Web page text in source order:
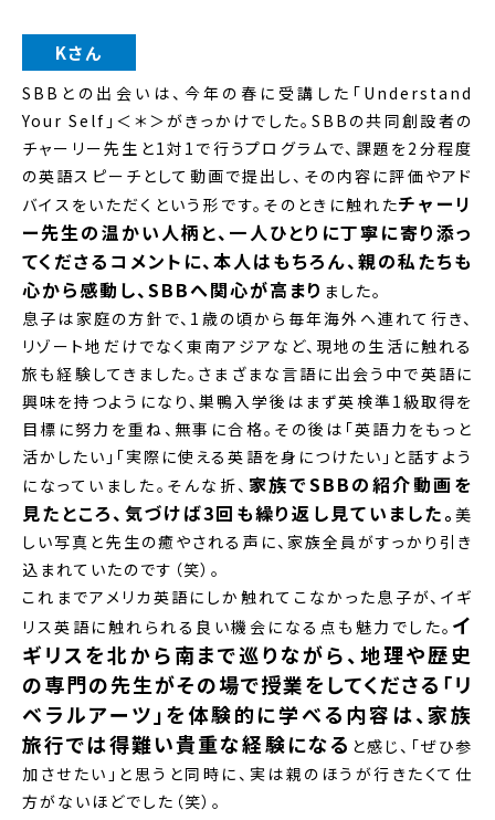
Kさん
SBBとの出会いは、今年の春に受講した「Understand
Your Self」＜＊＞がきっかけでした。SBBの共同創設者の
チャーリー先生と1対1で行うプログラムで、課題を2分程度
の英語スピーチとして動画で提出し、その内容に評価やアド
バイスをいただくという形です。そのときに触れたチャーリ
ー先生の温かい人柄と、一人ひとりに丁寧に寄り添っ
てくださるコメントに、本人はもちろん、親の私たちも
心から感動し、SBBへ関心が高まり ました。
息子は家庭の方針で、1歳の頃から毎年海外へ連れて行き、
リゾート地だけでなく東南アジアなど、現地の生活に触れる
旅も経験してきました。さまざまな言語に出会う中で英語に
興味を持つようになり、巣鴨入学後はまず英検準1級取得を
目標に努力を重ね、無事に合格。その後は「英語力をもっと
活かしたい」「実際に使える英語を身につけたい」と話すよう
になっていました。そんな折、 家族でSBBの紹介動画を
見たところ、気づけば3回も繰り返し見ていました。 美
しい写真と先生の癒やされる声に、家族全員がすっかり引き
込まれていたのです（笑）。
これまでアメリカ英語にしか触れてこなかった息子が、イギ
リス英語に触れられる良い機会になる点も魅力でした。 イ
ギリスを北から南まで巡りながら、地理や歴史
の専門の先生がその場で授業をしてくださる「リ
ベラルアーツ」を体験的に学べる内容は、家族
旅行では得難い貴重な経験になる と感じ、「ぜひ参
加させたい」と思うと同時に、実は親のほうが行きたくて仕
方がないほどでした（笑）。